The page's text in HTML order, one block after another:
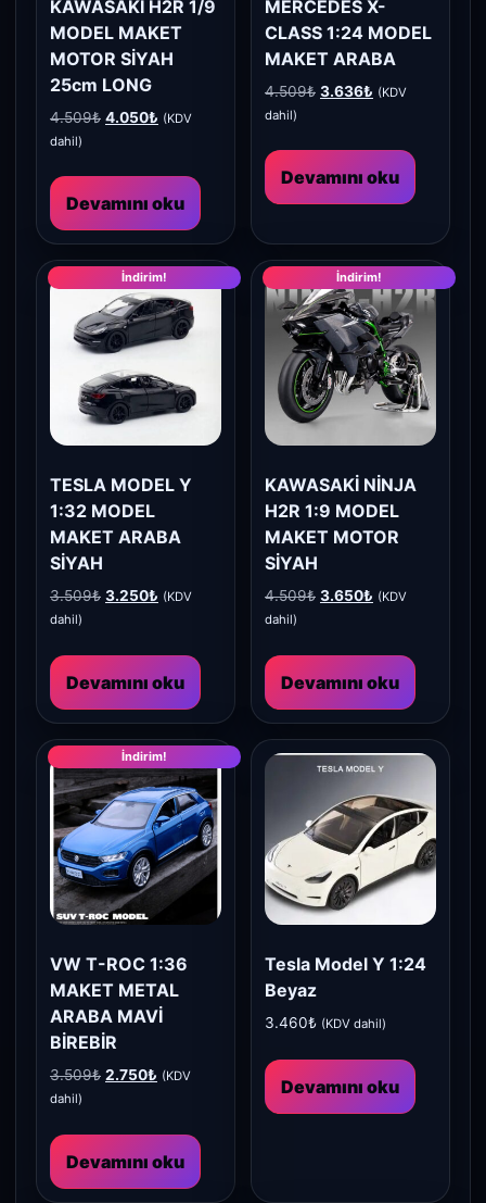
KAWASAKİ H2R 1/9
MODEL MAKET
MOTOR SİYAH
25cm LONG
4.509₺ Orijinal
4.050₺ Şu
4.050₺.
(KDV
dahil)
Devamını oku
MERCEDES X-
CLASS 1:24 MODEL
MAKET ARABA
4.509₺ Orijinal
3.636₺ Şu
3.636₺.
(KDV
dahil)
Devamını oku
İndirim!
TESLA MODEL Y
1:32 MODEL
MAKET ARABA
SİYAH
3.509₺ Orijinal
3.250₺ Şu
3.250₺.
(KDV
dahil)
Devamını oku
İndirim!
KAWASAKİ NİNJA
H2R 1:9 MODEL
MAKET MOTOR
SİYAH
4.509₺ Orijinal
3.650₺ Şu
3.650₺.
(KDV
dahil)
Devamını oku
İndirim!
VW T-ROC 1:36
MAKET METAL
ARABA MAVİ
BİREBİR
3.509₺ Orijinal
2.750₺ Şu
2.750₺.
(KDV
dahil)
Devamını oku
Tesla Model Y 1:24
Beyaz
3.460₺ (KDV dahil)
Devamını oku